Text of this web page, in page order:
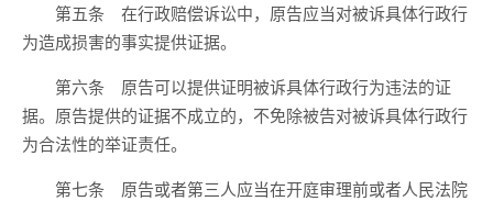
第五条 在行政赔偿诉讼中，原告应当对被诉具体行政行
为造成损害的事实提供证据。
第六条 原告可以提供证明被诉具体行政行为违法的证
据。原告提供的证据不成立的，不免除被告对被诉具体行政行
为合法性的举证责任。
第七条 原告或者第三人应当在开庭审理前或者人民法院